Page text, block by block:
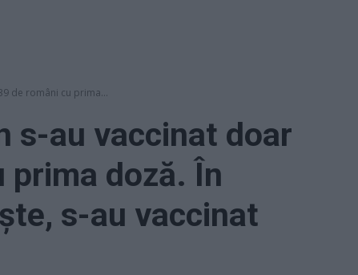
de români cu prima...
s-au vaccinat doar
prima doză. În
s-au vaccinat